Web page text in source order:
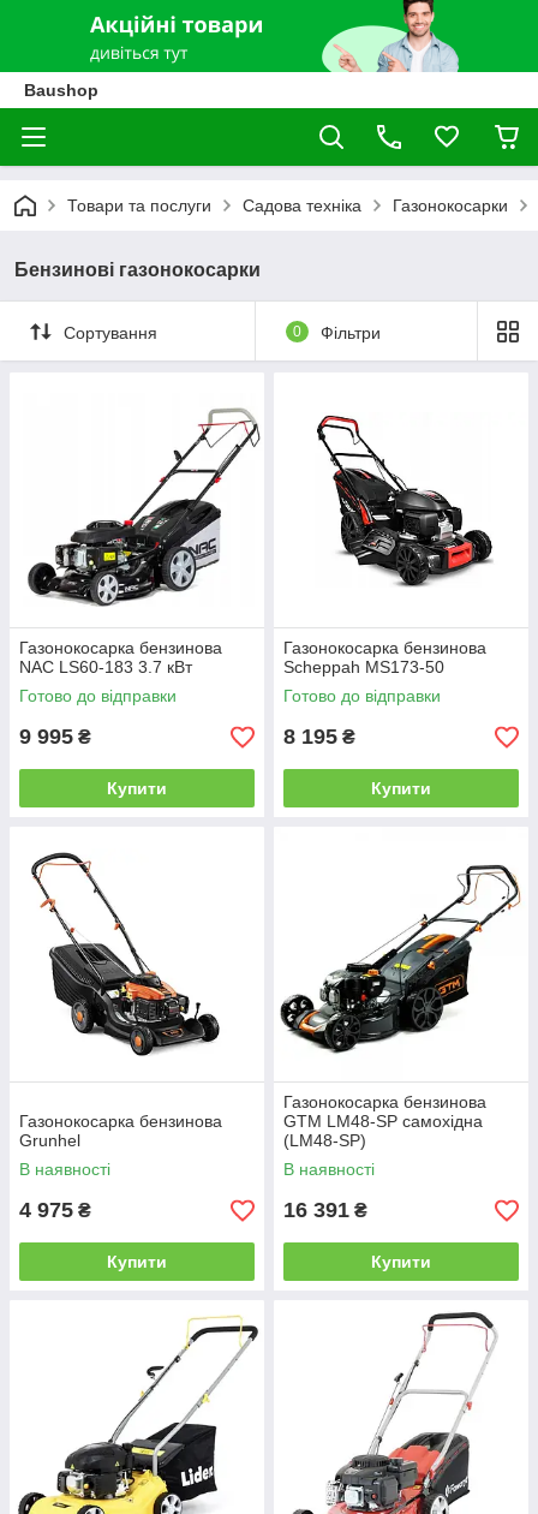
Baushop
Товари та послуги Садова техніка Газонокосарки
Бензинові газонокосарки
Сортування 0 Фільтри
Газонокосарка бензинова
NAC LS60-183 3.7 кВт
Готово до відправки
9 995 ₴
Купити
Газонокосарка бензинова
Scheppah MS173-50
Готово до відправки
8 195 ₴
Купити
Газонокосарка бензинова
Grunhel
В наявності
4 975 ₴
Купити
Газонокосарка бензинова
GTM LM48-SP самохідна
(LM48-SP)
В наявності
16 391 ₴
Купити